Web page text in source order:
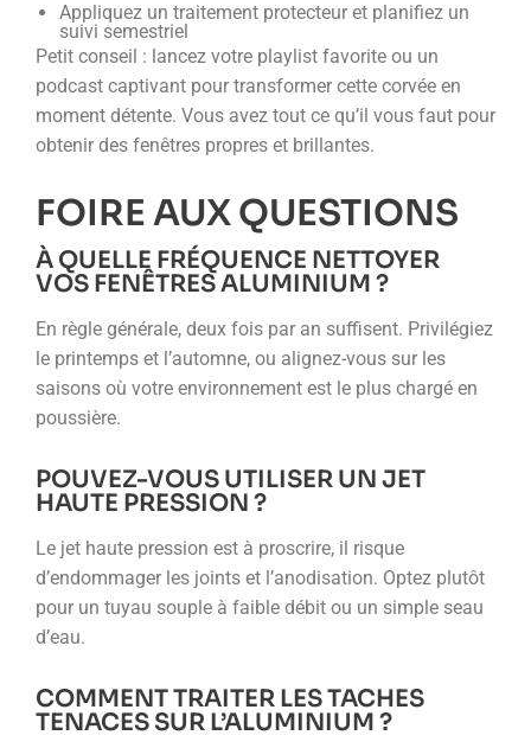
Appliquez un traitement protecteur et planifiez un
suivi semestriel
Petit conseil : lancez votre playlist favorite ou un
podcast captivant pour transformer cette corvée en
moment détente. Vous avez tout ce qu’il vous faut pour
obtenir des fenêtres propres et brillantes.
FOIRE AUX QUESTIONS
À QUELLE FRÉQUENCE NETTOYER
VOS FENÊTRES ALUMINIUM ?
En règle générale, deux fois par an suffisent. Privilégiez
le printemps et l’automne, ou alignez-vous sur les
saisons où votre environnement est le plus chargé en
poussière.
POUVEZ-VOUS UTILISER UN JET
HAUTE PRESSION ?
Le jet haute pression est à proscrire, il risque
d’endommager les joints et l’anodisation. Optez plutôt
pour un tuyau souple à faible débit ou un simple seau
d’eau.
COMMENT TRAITER LES TACHES
TENACES SUR L’ALUMINIUM ?